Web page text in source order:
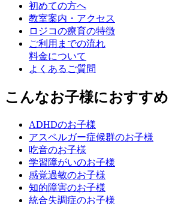
初めての方へ
教室案内・アクセス
ロジコの療育の特徴
ご利用までの流れ
料金について
よくあるご質問
こんなお子様におすすめ
ADHDのお子様
アスペルガー症候群のお子様
吃音のお子様
学習障がいのお子様
感覚過敏のお子様
知的障害のお子様
統合失調症のお子様